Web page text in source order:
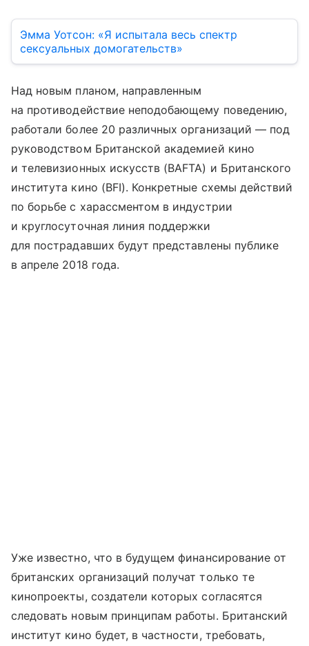
Эмма Уотсон: «Я испытала весь спектр
сексуальных домогательств»
Над новым планом, направленным
на противодействие неподобающему поведению,
работали более 20 различных организаций — под
руководством Британской академией кино
и телевизионных искусств (BAFTA) и Британского
института кино (BFI). Конкретные схемы действий
по борьбе с харассментом в индустрии
и круглосуточная линия поддержки
для пострадавших будут представлены публике
в апреле 2018 года.
Уже известно, что в будущем финансирование от
британских организаций получат только те
кинопроекты, создатели которых согласятся
следовать новым принципам работы. Британский
институт кино будет, в частности, требовать,